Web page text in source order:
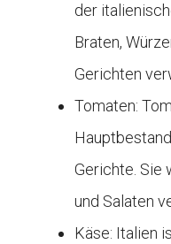
der
Braten,
Gerichten
Tomaten:
Gerichte. Sie
und Salaten
Käse: Italien